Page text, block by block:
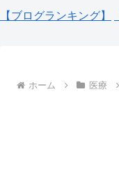
【ブログランキング】
ホーム 医療